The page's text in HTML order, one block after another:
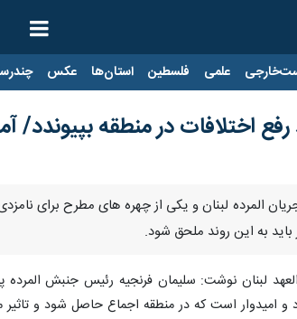
علمی فلسطین استان‌ها عکس
رفع اختلافات در منطقه